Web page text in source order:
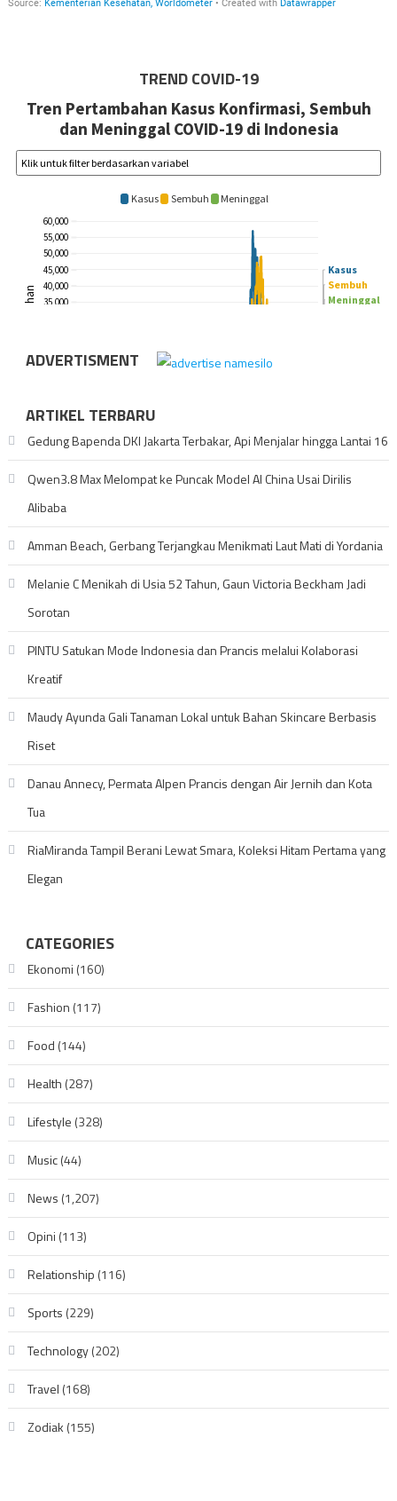
TREND COVID-19
ADVERTISMENT
ARTIKEL TERBARU
Gedung Bapenda DKI Jakarta Terbakar, Api Menjalar hingga Lantai 16
Qwen3.8 Max Melompat ke Puncak Model AI China Usai Dirilis
Alibaba
Amman Beach, Gerbang Terjangkau Menikmati Laut Mati di Yordania
Melanie C Menikah di Usia 52 Tahun, Gaun Victoria Beckham Jadi
Sorotan
PINTU Satukan Mode Indonesia dan Prancis melalui Kolaborasi
Kreatif
Maudy Ayunda Gali Tanaman Lokal untuk Bahan Skincare Berbasis
Riset
Danau Annecy, Permata Alpen Prancis dengan Air Jernih dan Kota
Tua
RiaMiranda Tampil Berani Lewat Smara, Koleksi Hitam Pertama yang
Elegan
CATEGORIES
Ekonomi (160)
Fashion (117)
Food (144)
Health (287)
Lifestyle (328)
Music(44)
News (1,207)
Opini (113)
Relationship (116)
Sports (229)
Technology(202)
Travel (168)
Zodiak (155)